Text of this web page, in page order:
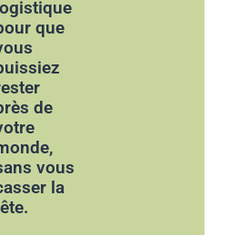
que
de
vous
la